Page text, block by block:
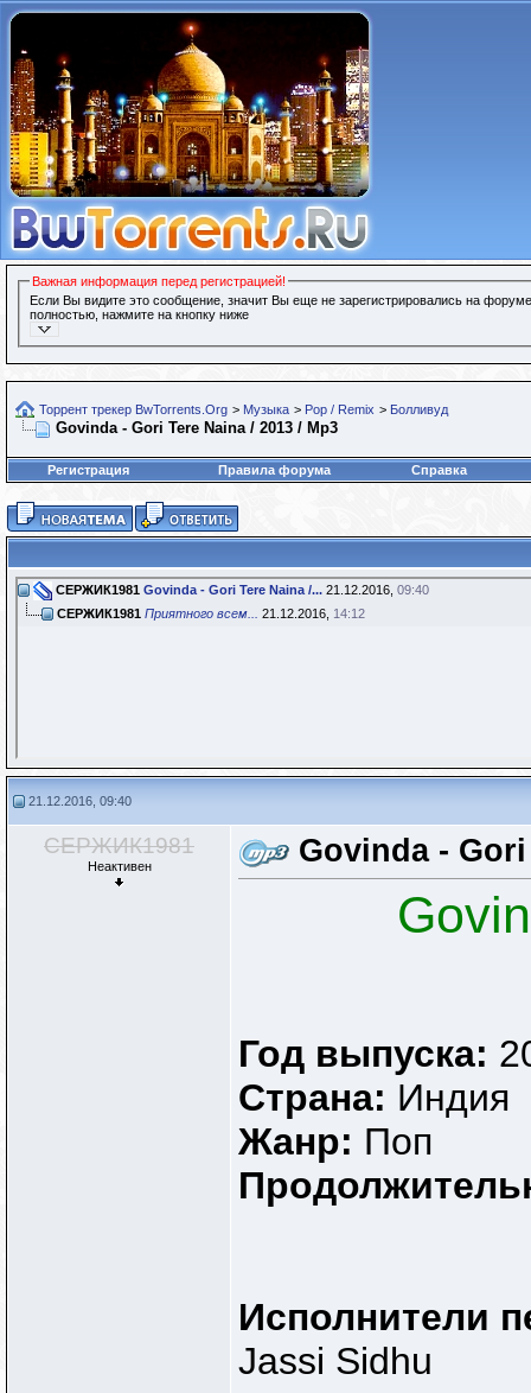
Важная информация перед регистрацией!
Если Вы видите это сообщение, значит Вы еще не зарегистрировались на
полностью, нажмите на кнопку ниже
Торрент трекер BwTorrents.Org > Музыка > Pop / Remix > Болливуд
Govinda - Gori Tere Naina / 2013 / Mp3
Регистрация Правила форума Справка
СЕРЖИК1981 Govinda - Gori Tere Naina /... 21.12.2016, 09:40
СЕРЖИК1981 Приятного всем... 21.12.2016, 14:12
21.12.2016, 09:40
СЕРЖИК1981
Неактивен Govinda - Gori
Год выпуска:
Страна: Индия
Жанр: Поп
Исполнители
Jassi Sidhu